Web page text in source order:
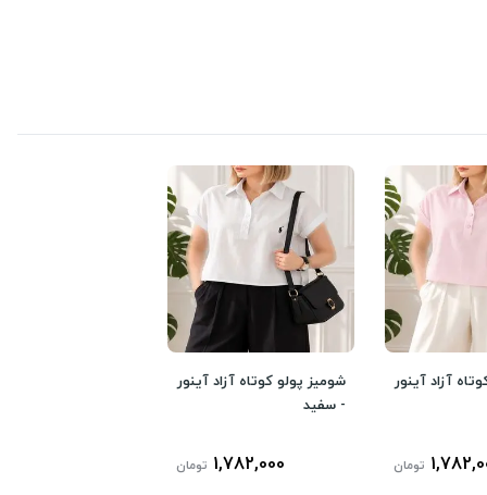
آزاد آینور
تومان
شومیز پولو کوتاه آزاد آینور
- سفید
1,782,000 تومان